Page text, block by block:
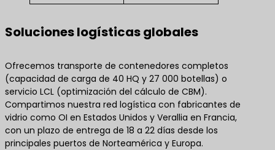
Soluciones logísticas globales
Ofrecemos transporte de contenedores completos
(capacidad de carga de 40 HQ y 27 000 botellas) o
servicio LCL (optimización del cálculo de CBM).
Compartimos nuestra red logística con fabricantes de
vidrio como OI en Estados Unidos y Verallia en Francia,
con un plazo de entrega de 18 a 22 días desde los
principales puertos de Norteamérica y Europa.